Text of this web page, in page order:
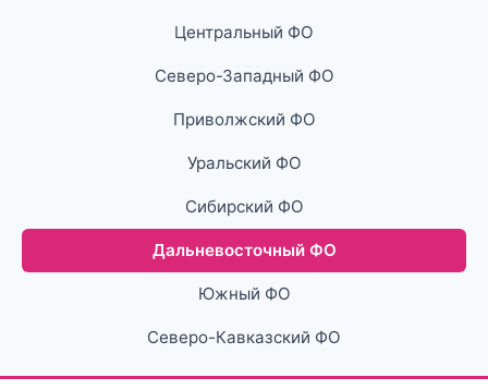
Центральный ФО
Северо-Западный ФО
Приволжский ФО
Уральский ФО
Сибирский ФО
Дальневосточный ФО
Южный ФО
Северо-Кавказский ФО